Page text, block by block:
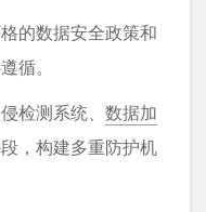
的数据安全政策和
循。
检测系统、 数据加
，构建多重防护机